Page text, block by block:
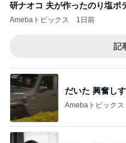
研ナオコ 夫が作ったのり塩ポ
Amebaトピックス 1日前
記
だいた 興奮し
Amebaトピックス